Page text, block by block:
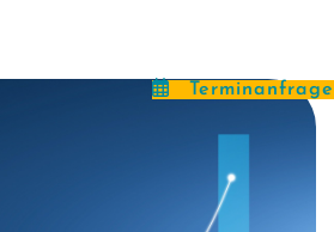
Terminanfrage